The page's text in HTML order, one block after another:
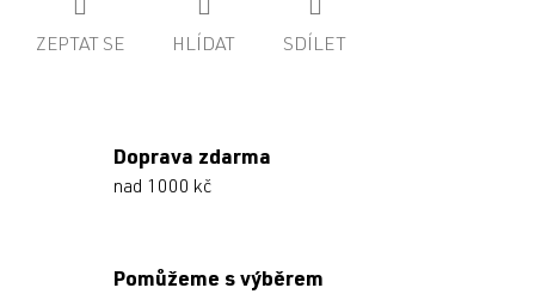
ZEPTAT SE HLÍDAT SDÍLET
Doprava zdarma
nad 1000 kč
Pomůžeme s výběrem